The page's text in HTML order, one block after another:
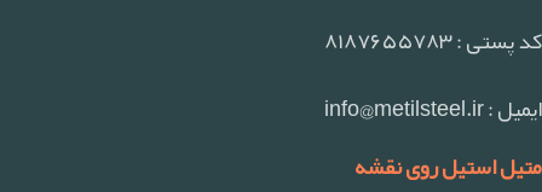
کد پستی : ۸۱۸۷۶۵۵۷۸۳
ایمیل : info@metilsteel.ir
متیل استیل روی نقشه